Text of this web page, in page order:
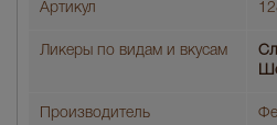
Артикул
Ликеры по видам и вкусам
Производитель